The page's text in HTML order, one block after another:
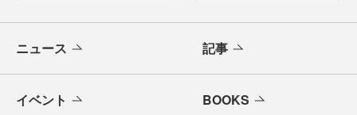
ニュース 記事
イベント BOOKS